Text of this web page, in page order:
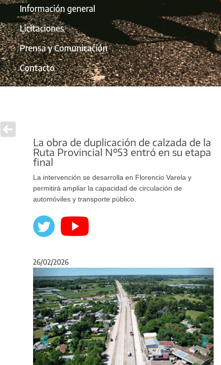
Información general
Licitaciones
Prensa y Comunicación
Contacto
La obra de duplicación de calzada de la
Ruta Provincial Nº53 entró en su etapa
final
La intervención se desarrolla en Florencio Varela y
permitirá ampliar la capacidad de circulación de
automóviles y transporte público.
26/02/2026
Anterior